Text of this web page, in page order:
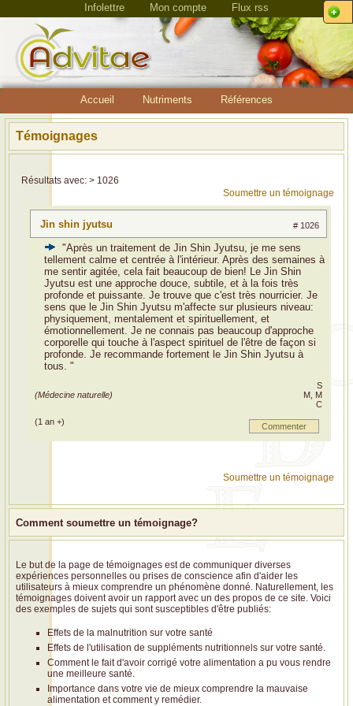
Infolettre Mon compte Flux rss
Accueil Nutriments Références
Témoignages
Résultats avec: > 1026
Soumettre un témoignage
Jin shin jyutsu # 1026
"Après un traitement de Jin Shin Jyutsu, je me sens
tellement calme et centrée à l'intérieur. Après des semaines à
me sentir agitée, cela fait beaucoup de bien! Le Jin Shin
Jyutsu est une approche douce, subtile, et à la fois très
profonde et puissante. Je trouve que c'est très nourricier. Je
sens que le Jin Shin Jyutsu m'affecte sur plusieurs niveau:
physiquement, mentalement et spirituellement, et
émotionnellement. Je ne connais pas beaucoup d'approche
corporelle qui touche à l'aspect spirituel de l'être de façon si
profonde. Je recommande fortement le Jin Shin Jyutsu à
tous. "
(Médecine naturelle)
S
M, M
C
(1 an +)
Commenter
Soumettre un témoignage
Comment soumettre un témoignage?
Le but de la page de témoignages est de communiquer diverses
expériences personnelles ou prises de conscience afin d'aider les
utilisateurs à mieux comprendre un phénomène donné. Naturellement, les
témoignages doivent avoir un rapport avec un des propos de ce site. Voici
des exemples de sujets qui sont susceptibles d'être publiés:
Effets de la malnutrition sur votre santé
Effets de l'utilisation de suppléments nutritionnels sur votre santé.
Comment le fait d'avoir corrigé votre alimentation a pu vous rendre
une meilleure santé.
Importance dans votre vie de mieux comprendre la mauvaise
alimentation et comment y remédier.